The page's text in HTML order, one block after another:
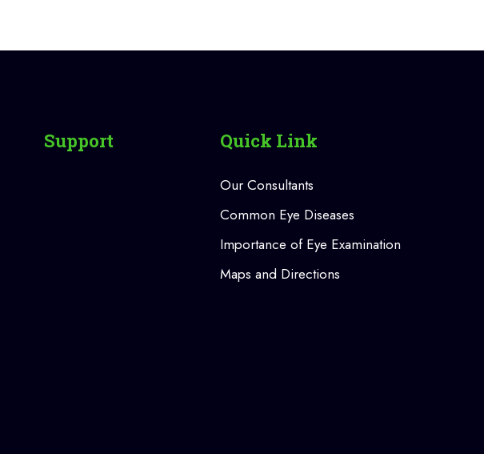
Support Quick Link
Our Consultants
Common Eye Diseases
Importance of Eye Examination
Maps and Directions